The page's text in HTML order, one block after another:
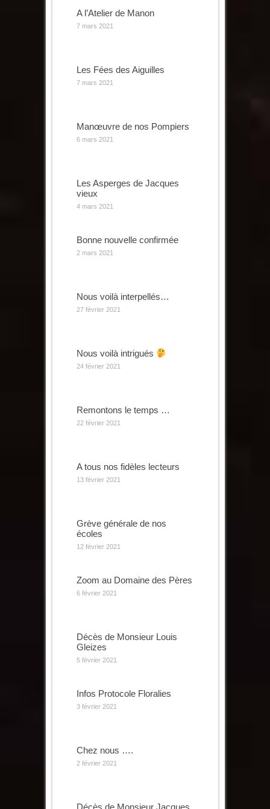
A l’Atelier de Manon
7 mars 2021
Les Fées des Aiguilles
7 mars 2021
Manœuvre de nos Pompiers
6 mars 2021
Les Asperges de Jacques
vieux
4 mars 2021
Bonne nouvelle confirmée
2 mars 2021
Nous voilà interpellés…
27 février 2021
Nous voilà intrigués
24 février 2021
Remontons le temps …
22 février 2021
A tous nos fidèles lecteurs
13 février 2021
Grève générale de nos
écoles
12 février 2021
Zoom au Domaine des Pères
6 février 2021
Décès de Monsieur Louis
Gleizes
5 février 2021
Infos Protocole Floralies
3 février 2021
Chez nous ….
2 février 2021
Décès de Monsieur Jacques